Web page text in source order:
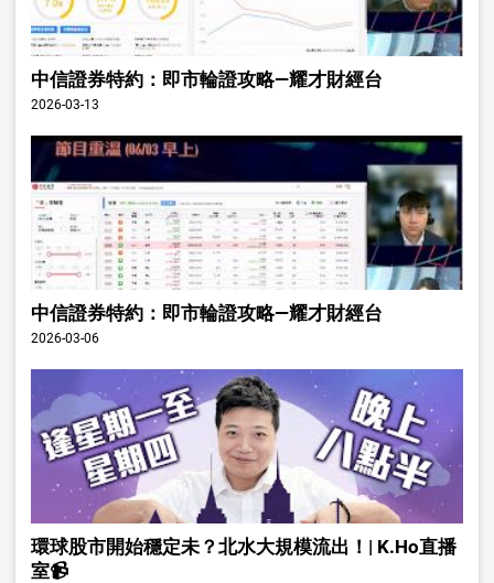
中信證券特約：即市輪證攻略—耀才財經台
2026-03-13
中信證券特約：即市輪證攻略—耀才財經台
2026-03-06
環球股市開始穩定未？北水大規模流出！| K.Ho直播
室📹